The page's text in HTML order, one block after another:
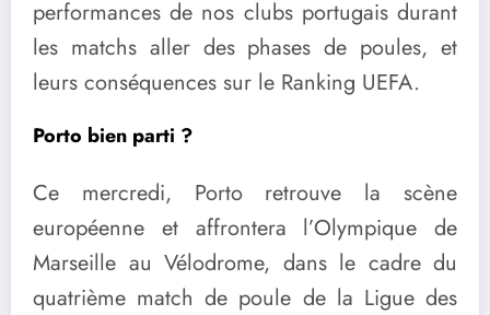
performances de nos clubs portugais durant
les matchs aller des phases de poules, et
leurs conséquences sur le Ranking UEFA.
Porto bien parti ?
Ce mercredi, Porto retrouve la scène
européenne et affrontera l’Olympique de
Marseille au Vélodrome, dans le cadre du
quatrième match de poule de la Ligue des